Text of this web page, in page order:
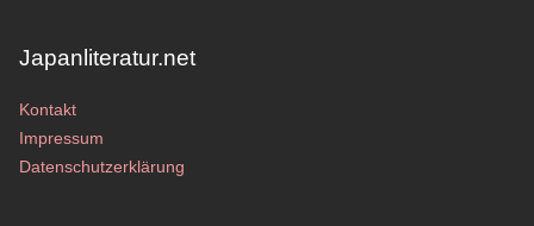
Japanliteratur.net
Kontakt
Impressum
Datenschutzerklärung